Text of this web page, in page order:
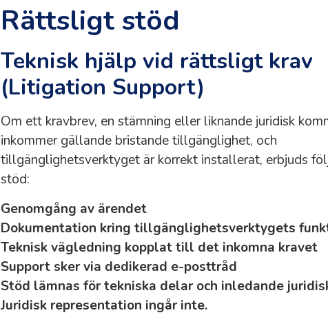
Rättsligt stöd
Teknisk hjälp vid rättsligt krav
(Litigation Support)
Om ett kravbrev, en stämning eller liknande juridisk
inkommer gällande bristande tillgänglighet, och
tillgänglighetsverktyget är korrekt installerat, erbjuds
stöd:
Genomgång av ärendet
Dokumentation kring tillgänglighetsverktygets
Teknisk vägledning kopplat till det inkomna kravet
Support sker via dedikerad e-posttråd
Stöd lämnas för tekniska delar och inledande
Juridisk representation ingår inte.